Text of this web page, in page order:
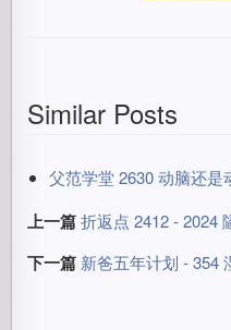
Similar Posts
父范学堂 2630 动脑还是
上一篇 折返点 2412 - 2024
下一篇 新爸五年计划 - 354